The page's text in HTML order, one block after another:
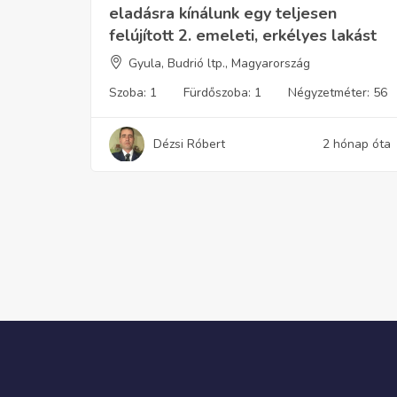
eladásra kínálunk egy teljesen
felújított 2. emeleti, erkélyes lakást
Gyula, Budrió ltp., Magyarország
Szoba: 1 Fürdőszoba: 1 Négyzetméter: 56
Dézsi Róbert 2 hónap óta